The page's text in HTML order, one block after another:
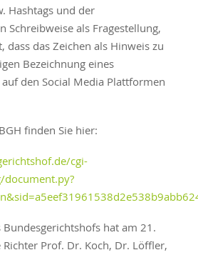
Hashtags und der
Schreibweise als Fragestellung,
dass das Zeichen als Hinweis zu
Bezeichnung eines
den Social Media Plattformen
finden Sie hier:
cgi-
Bundesgerichtshofs hat am 21.
Prof. Dr. Koch, Dr. Löffler,